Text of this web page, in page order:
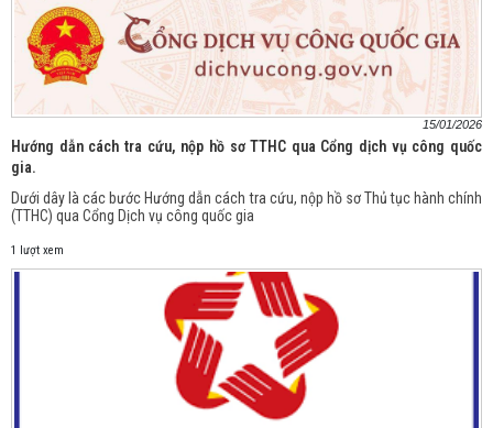
15/01/2026
Hướng dẫn cách tra cứu, nộp hồ sơ TTHC qua Cổng dịch vụ công quốc
gia.
Dưới dây là các bước Hướng dẫn cách tra cứu, nộp hồ sơ Thủ tục hành chính
(TTHC) qua Cổng Dịch vụ công quốc gia
1 lượt xem